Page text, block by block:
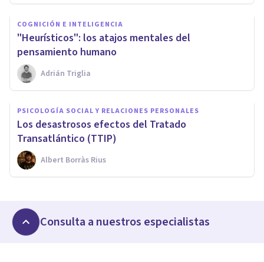
COGNICIÓN E INTELIGENCIA
"Heurísticos": los atajos mentales del
pensamiento humano
Adrián Triglia
PSICOLOGÍA SOCIAL Y RELACIONES PERSONALES
Los desastrosos efectos del Tratado
Transatlántico (TTIP)
Albert Borràs Rius
Consulta a nuestros especialistas